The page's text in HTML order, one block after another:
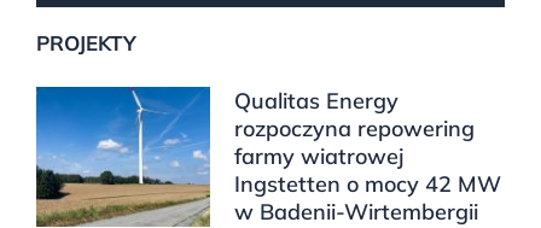
PROJEKTY
Qualitas Energy
rozpoczyna repowering
farmy wiatrowej
Ingstetten o mocy 42 MW
w Badenii-Wirtembergii